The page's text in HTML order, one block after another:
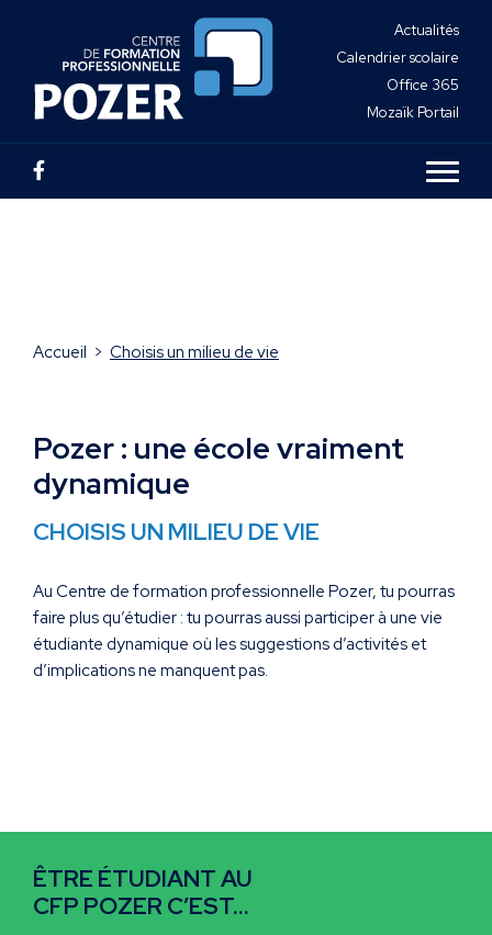
Actualités
Calendrier scolaire
Office 365
Mozaïk Portail
Accueil > Choisis un milieu de vie
Pozer : une école vraiment
dynamique
CHOISIS UN MILIEU DE VIE
Au Centre de formation professionnelle Pozer, tu pourras
faire plus qu’étudier : tu pourras aussi participer à une vie
étudiante dynamique où les suggestions d’activités et
d’implications ne manquent pas.
ÊTRE ÉTUDIANT AU
CFP POZER C’EST…